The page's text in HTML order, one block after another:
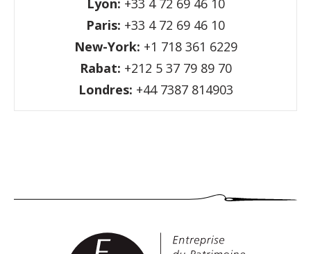
Lyon: +33 4 72 69 46 10
Paris: +33 4 72 69 46 10
New-York: +1 718 361 6229
Rabat: +212 5 37 79 89 70
Londres: +44 7387 814903